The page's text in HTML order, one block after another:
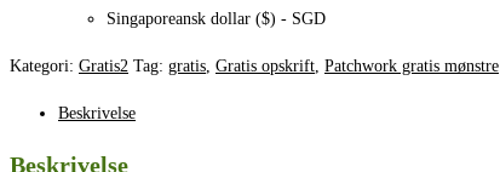
Singaporeansk dollar ($) - SGD
Kategori: Gratis2 Tag: gratis Gratis opskrift Patchwork gratis mønstre​
Beskrivelse
Beskrivelse